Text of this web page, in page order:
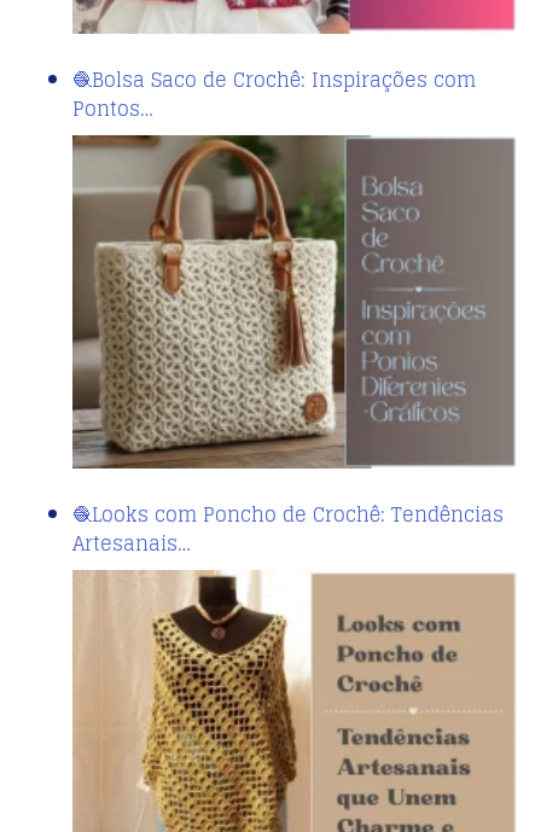
🧶Bolsa Saco de Crochê: Inspirações com
Pontos…
🧶Looks com Poncho de Crochê: Tendências
Artesanais…